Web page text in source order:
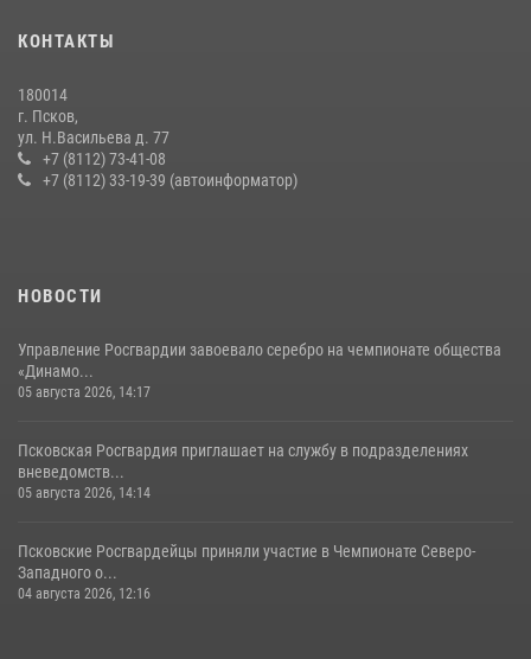
Росгвардейцы одержали победу
Сотрудники вневедомственной охраны Росгвардии за минувшие
сутки пресекли в областном центре серию краж
22 июля 2026, 10:19
23 июля 2026, 13:19
КОНТАКТЫ
180014
г. Псков,
ул. Н.Васильева д. 77
+7 (8112) 73-41-08
+7 (8112) 33-19-39 (автоинформатор)
НОВОСТИ
Управление Росгвардии завоевало серебро на чемпионате общества
«Динамо...
05 августа 2026, 14:17
Псковская Росгвардия приглашает на службу в подразделениях
вневедомств...
05 августа 2026, 14:14
Псковские Росгвардейцы приняли участие в Чемпионате Северо-
Западного о...
04 августа 2026, 12:16